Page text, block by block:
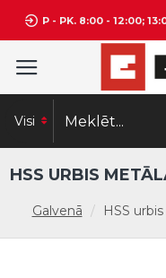
P - PK. 8:00 - 12:00;
Visi
Galvenā HSS
HSS URBIS